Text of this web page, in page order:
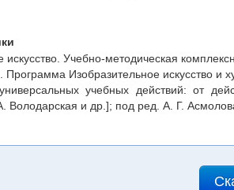
искусство. Учебно-методическая
Изобразительное искусство
учебных действий: от
Володарская и др.]; под ред. А. Г.